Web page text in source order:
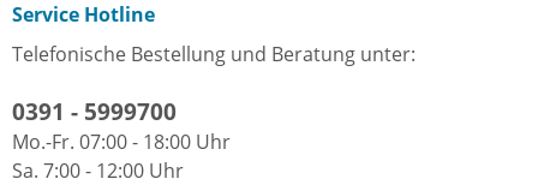
Service Hotline
Telefonische Bestellung und Beratung unter:
0391 - 5999700
Mo.-Fr. 07:00 - 18:00 Uhr
Sa. 7:00 - 12:00 Uhr